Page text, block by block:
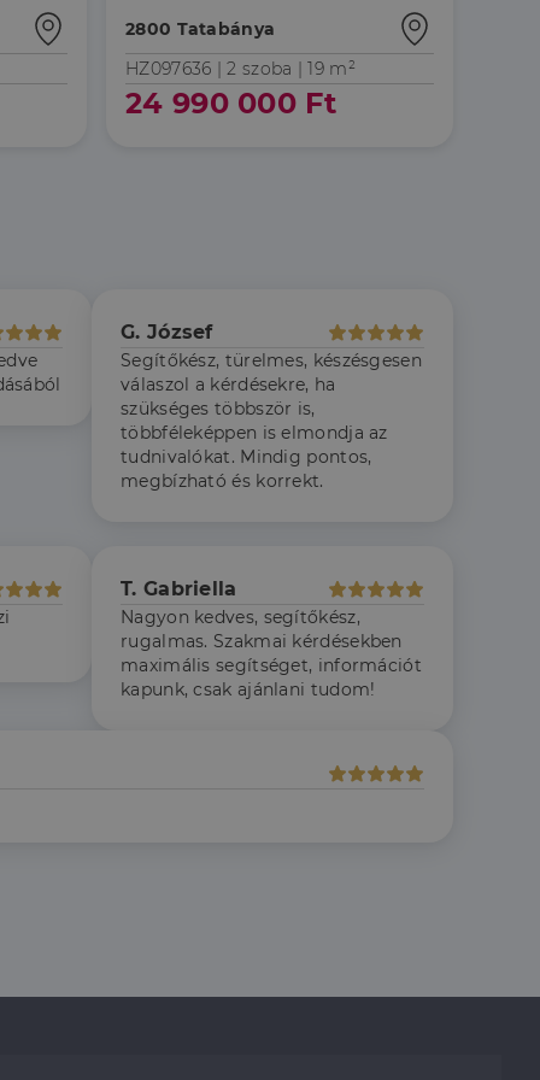
2800 Tatabánya
HZ097636 |2 szoba | 19 m²
24 990 000 Ft
G. József
Segítőkész, türelmes, készésgesen
válaszol a kérdésekre, ha
szükséges többször is,
többféleképpen is elmondja az
tudnivalókat. Mindig pontos,
megbízható és korrekt.
T. Gabriella
Nagyon kedves, segítőkész,
rugalmas. Szakmai kérdésekben
maximális segítséget, információt
kapunk, csak ajánlani tudom!
a látogatói cookie-
- amely jelentős
Ez a
minden
valós
hogy a tárolt